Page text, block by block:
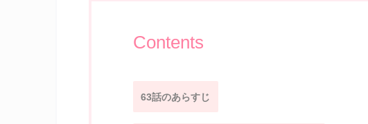
Contents
63話のあらすじ